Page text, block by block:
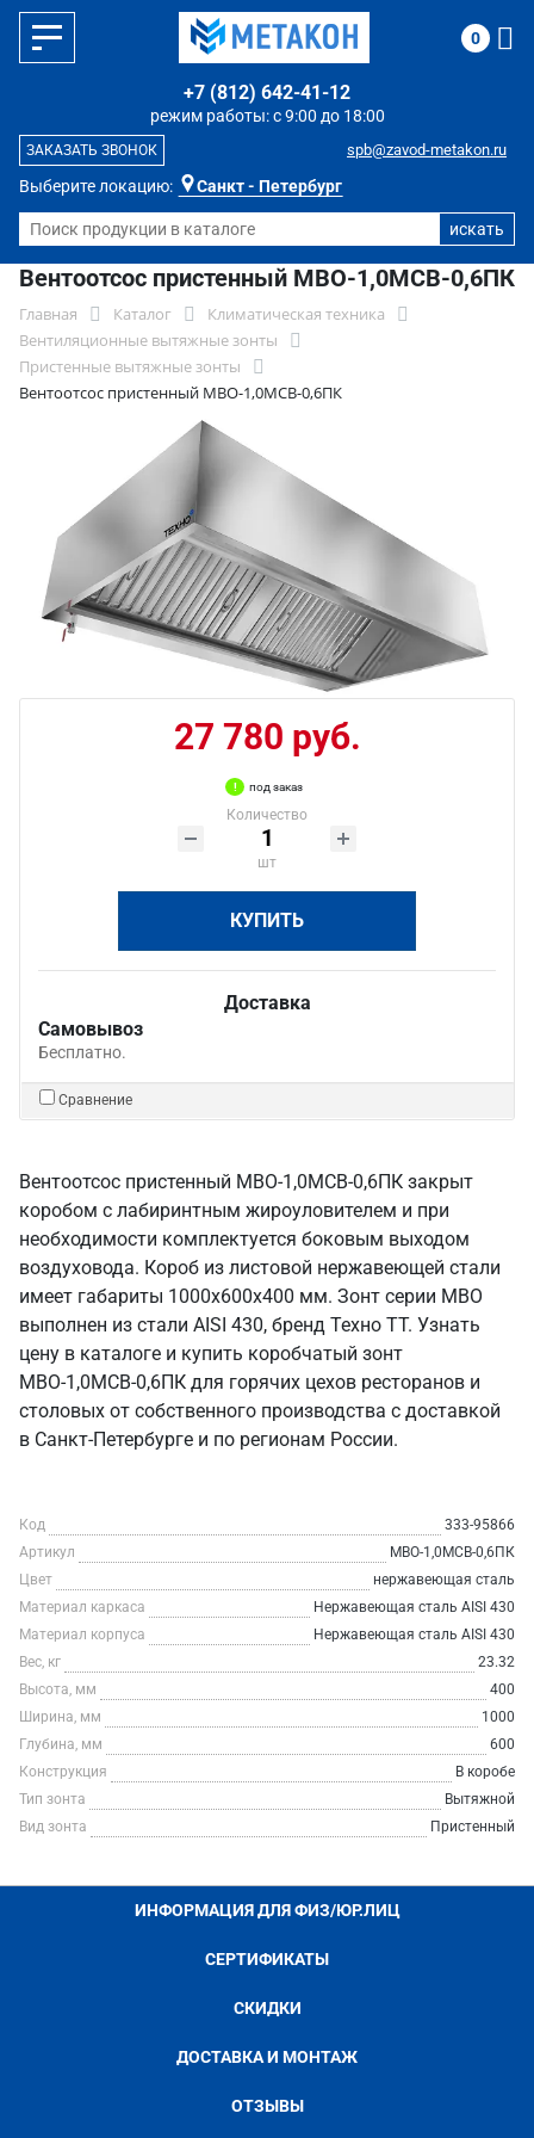
Выберите локацию: Санкт - Петербург
режим работы: с 9:00 до 18:00
+7 (812) 642-41-12
spb@zavod-metakon.ru
ЗАКАЗАТЬ ЗВОНОК
0
Вентоотсос пристенный МВО-1,0МСВ-0,6ПК
Главная Каталог
Климатическая техника
Вентиляционные вытяжные зонты
Пристенные вытяжные зонты
Вентоотсос пристенный МВО-1,0МСВ-0,6ПК
27 780 руб.
под заказ
Количество
шт
КУПИТЬ
Доставка
Самовывоз
Бесплатно.
Сравнение
Вентоотсос пристенный МВО-1,0МСВ-0,6ПК закрыт
коробом с лабиринтным жироуловителем и при
необходимости комплектуется боковым выходом
воздуховода. Короб из листовой нержавеющей стали
имеет габариты 1000х600х400 мм. Зонт серии МВО
выполнен из стали AISI 430, бренд Техно ТТ. Узнать
цену в каталоге и купить коробчатый зонт
МВО-1,0МСВ-0,6ПК для горячих цехов ресторанов и
столовых от собственного производства с доставкой
в Санкт‑Петербурге и по регионам России.
Код
333-95866
Артикул
МВО-1,0МСВ-0,6ПК
Цвет
нержавеющая сталь
Материал каркаса
Нержавеющая сталь AISI 430
Материал корпуса
Нержавеющая сталь AISI 430
Вес, кг
23.32
Высота, мм
400
Ширина, мм
1000
Глубина, мм
600
Конструкция
В коробе
Тип зонта
Вытяжной
Вид зонта
Пристенный
ИНФОРМАЦИЯ ДЛЯ ФИЗ/ЮР.ЛИЦ
СЕРТИФИКАТЫ
СКИДКИ
ДОСТАВКА И МОНТАЖ
ОТЗЫВЫ